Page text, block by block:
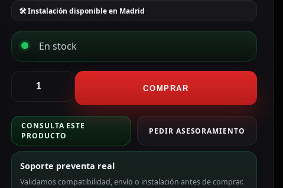
🛠 Instalación disponible en Madrid
En stock
Conector
para
cables
UTP
CON330
cantidad
COMPRAR
CONSULTA ESTE
PRODUCTO
PEDIR ASESORAMIENTO
Soporte preventa real
Validamos compatibilidad, envío o instalación antes de comprar.